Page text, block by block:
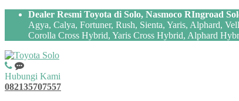
Dealer Resmi Toyota di Solo, Nasmoco RIngroad
Agya, Calya, Fortuner, Rush, Sienta, Yaris, Alphard,
Corolla Cross Hybrid, Yaris Cross Hybrid, Alphard
Hubungi Kami
082135707557